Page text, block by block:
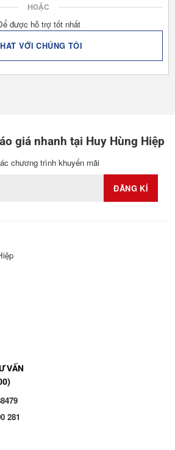
HOẶC
được hỗ trợ tốt nhất
VỚI CHÚNG TÔI
giá nhanh tại Huy Hùng Hiệp
chương trình khuyến mãi
VẤN
281